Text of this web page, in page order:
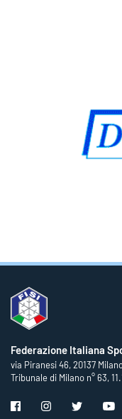
Federazione Italiana
via Piranesi 46, 20137
Tribunale di Milano n° 63,